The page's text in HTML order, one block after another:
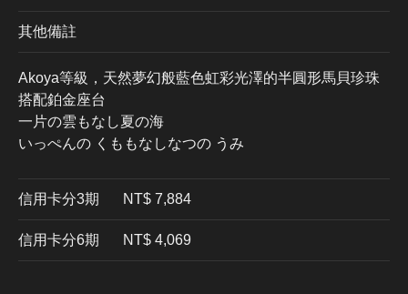
其他備註
Akoya等級，天然夢幻般藍色虹彩光澤的半圓形馬貝珍珠
搭配鉑金座台
一片の雲もなし夏の海
いっぺんの くももなしなつの うみ
信用卡分3期 ​NT$ 7,884
信用卡分6期 NT$ 4,069